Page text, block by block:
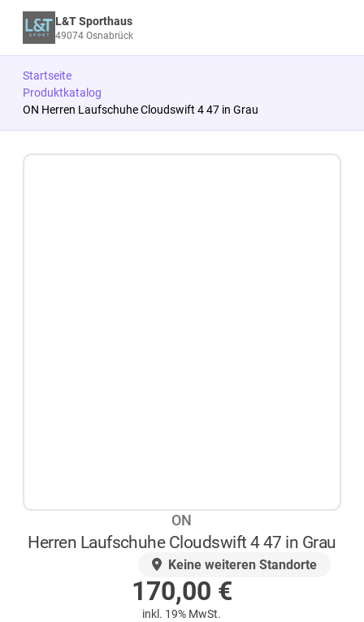
L&T Sporthaus
49074 Osnabrück
Startseite
Produktkatalog
ON Herren Laufschuhe Cloudswift 4 47 in Grau
ON
Herren Laufschuhe Cloudswift 4 47 in Grau
Keine weiteren Standorte
170,00 €
inkl. 19% MwSt.